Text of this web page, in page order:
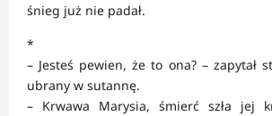
śnieg już nie padał.
*
– Jesteś pewien, że to ona? – zapytał
ubrany w sutannę.
– Krwawa Marysia, śmierć szła jej